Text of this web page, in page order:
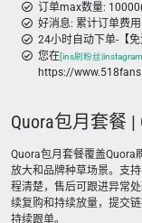
订单max数量:
好消息: 累计订单费
24小时自动下单-【免
您在[ins刷粉丝
https://
Quora包月套餐 |
Quora包月套餐覆盖Quora
放大和品牌种草场景。支
程清楚，售后可跟进异常
续复购和持续放量，提交
持续跟单。